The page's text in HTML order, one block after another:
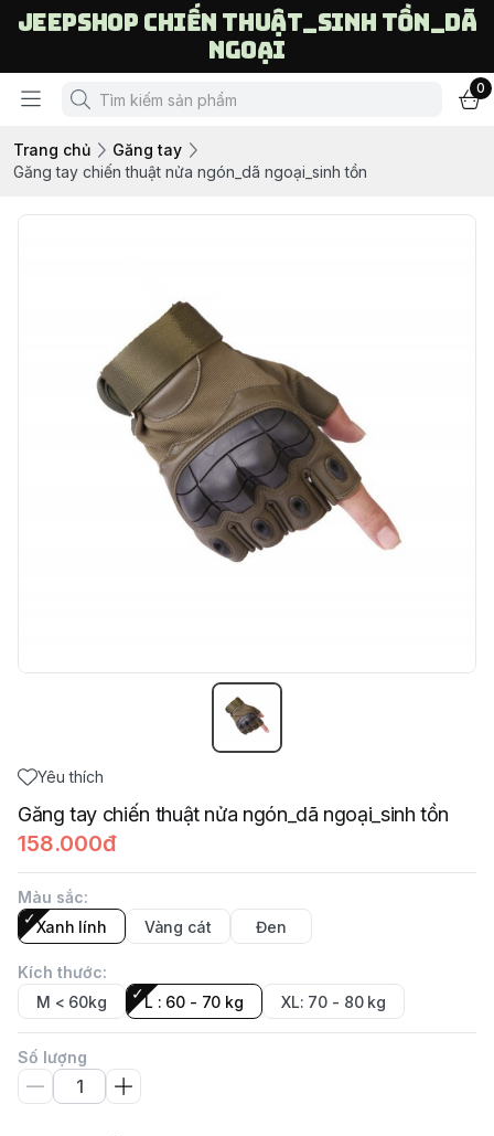
Jeepshop chiến thuật_sinh tồn_dã
ngoại
0
Trang chủ
Găng tay
Găng tay chiến thuật nửa ngón_dã ngoại_sinh tồn
Yêu thích
Găng tay chiến thuật nửa ngón_dã ngoại_sinh tồn
158.000đ
Màu sắc:
Xanh lính
Vàng cát Đen
Kích thước:
M < 60kg
L : 60 - 70 kg XL: 70 - 80 kg
Số lượng